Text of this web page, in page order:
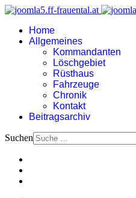
Home
Allgemeines
Kommandanten
Löschgebiet
Rüsthaus
Fahrzeuge
Chronik
Kontakt
Beitragsarchiv
Suchen